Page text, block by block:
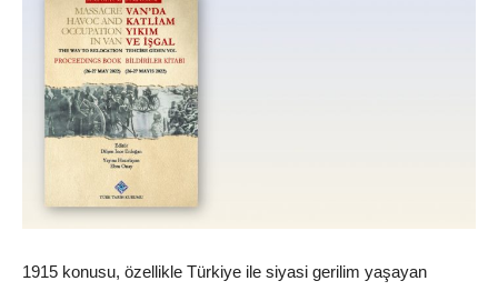
1915 konusu, özellikle Türkiye ile siyasi gerilim yaşayan